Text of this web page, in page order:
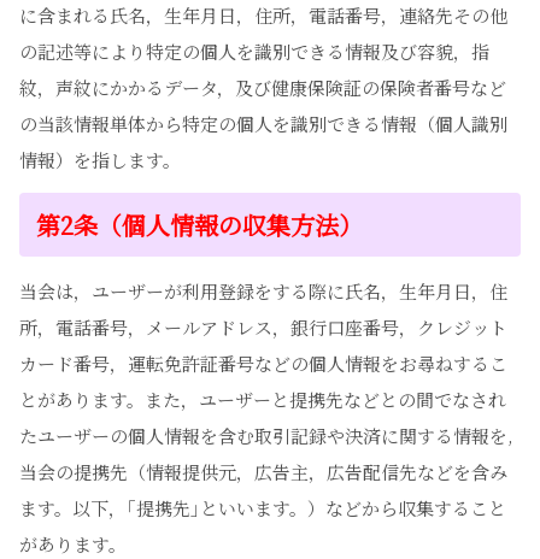
に含まれる氏名，生年月日，住所，電話番号，連絡先その他
の記述等により特定の個人を識別できる情報及び容貌，指
紋，声紋にかかるデータ，及び健康保険証の保険者番号など
の当該情報単体から特定の個人を識別できる情報（個人識別
情報）を指します。
第2条（個人情報の収集方法）
当会は，ユーザーが利用登録をする際に氏名，生年月日，住
所，電話番号，メールアドレス，銀行口座番号，クレジット
カード番号，運転免許証番号などの個人情報をお尋ねするこ
とがあります。また，ユーザーと提携先などとの間でなされ
たユーザーの個人情報を含む取引記録や決済に関する情報を,
当会の提携先（情報提供元，広告主，広告配信先などを含み
ます。以下，｢提携先｣といいます。）などから収集すること
があります。